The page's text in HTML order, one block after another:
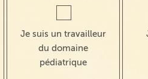
Je suis un travailleur
du domaine
pédiatrique